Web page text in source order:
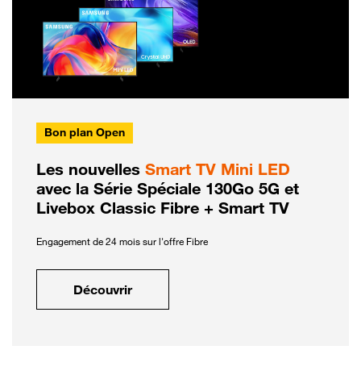
Bon plan Open
Les nouvelles Smart TV Mini LED
avec la Série Spéciale 130Go 5G et
Livebox Classic Fibre + Smart TV
Engagement de 24 mois sur l'offre Fibre
Découvrir